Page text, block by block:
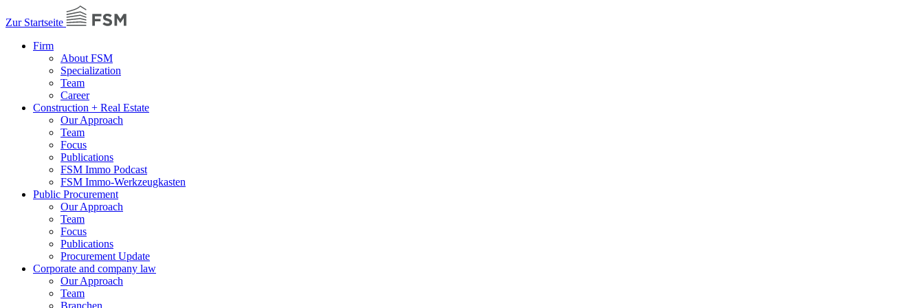
Zur Startseite
Firm
About FSM
Specialization
Team
Career
Construction + Real Estate
Our Approach
Team
Focus
Publications
FSM Immo Podcast
FSM Immo-Werkzeugkasten
Public Procurement
Our Approach
Team
Focus
Publications
Procurement Update
Corporate and company law
Our Approach
Team
Branchen